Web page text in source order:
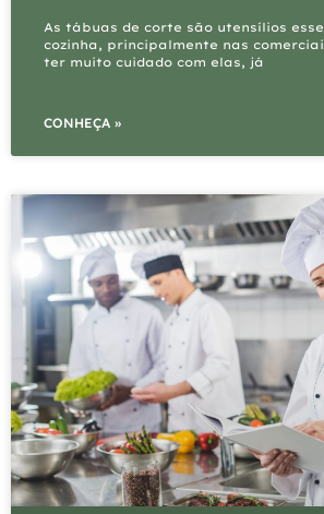
As tábuas de corte são utensílios
cozinha, principalmente nas
ter muito cuidado com elas, já
CONHEÇA »